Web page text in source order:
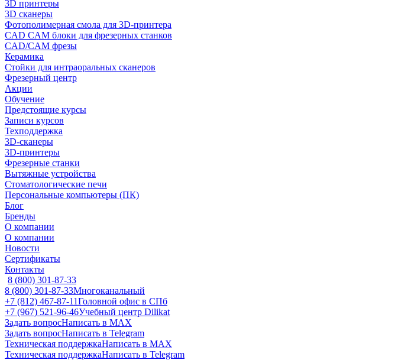
3D принтеры
3D сканеры
Фотополимерная смола для 3D-принтера
CAD CAM блоки для фрезерных станков
CAD/CAM фрезы
Керамика
Стойки для интраоральных сканеров
Фрезерный центр
Акции
Обучение
Предстоящие курсы
Записи курсов
Техподдержка
3D-сканеры
3D-принтеры
Фрезерные станки
Вытяжные устройства
Стоматологические печи
Персональные компьютеры (ПК)
Блог
Бренды
О компании
О компании
Новости
Сертификаты
Контакты
8 (800) 301-87-33
8 (800) 301-87-33Многоканальный
+7 (812) 467-87-11Головной офис в СПб
+7 (967) 521-96-46Учебный центр Dilikat
Задать вопросНаписать в MAX
Задать вопросНаписать в Telegram
Техническая поддержкаНаписать в MAX
Техническая поддержкаНаписать в Telegram